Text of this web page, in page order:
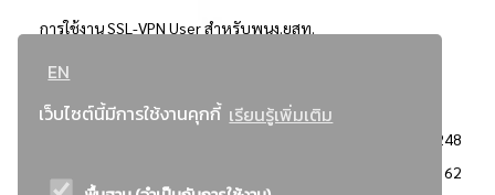
EN
เว็บไซต์นี้มีการใช้งานคุกกี้ เรียนรู้เพิ่มเติม
การใช้งาน SSL-VPN User สำหรับพนง.ยสท.
..ยอดนิยม..
3248
2362